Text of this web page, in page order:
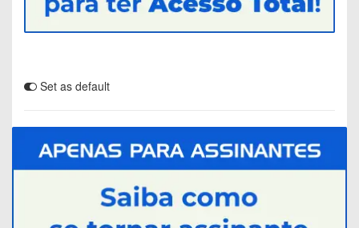
Set as default